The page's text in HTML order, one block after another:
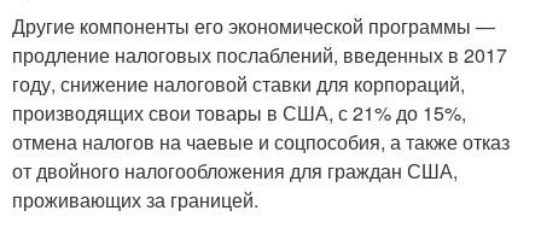
Другие компоненты его экономической программы —
продление налоговых послаблений, введенных в 2017
году, снижение налоговой ставки для корпораций,
производящих свои товары в США, с 21% до 15%,
отмена налогов на чаевые и соцпособия, а также отказ
от двойного налогообложения для граждан США,
проживающих за границей.